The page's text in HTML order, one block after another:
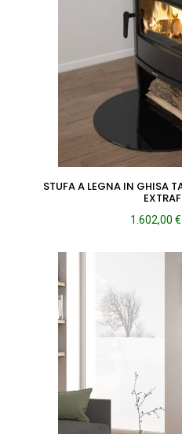
STUFA A LEGNA IN GHISA
1.602,00 €